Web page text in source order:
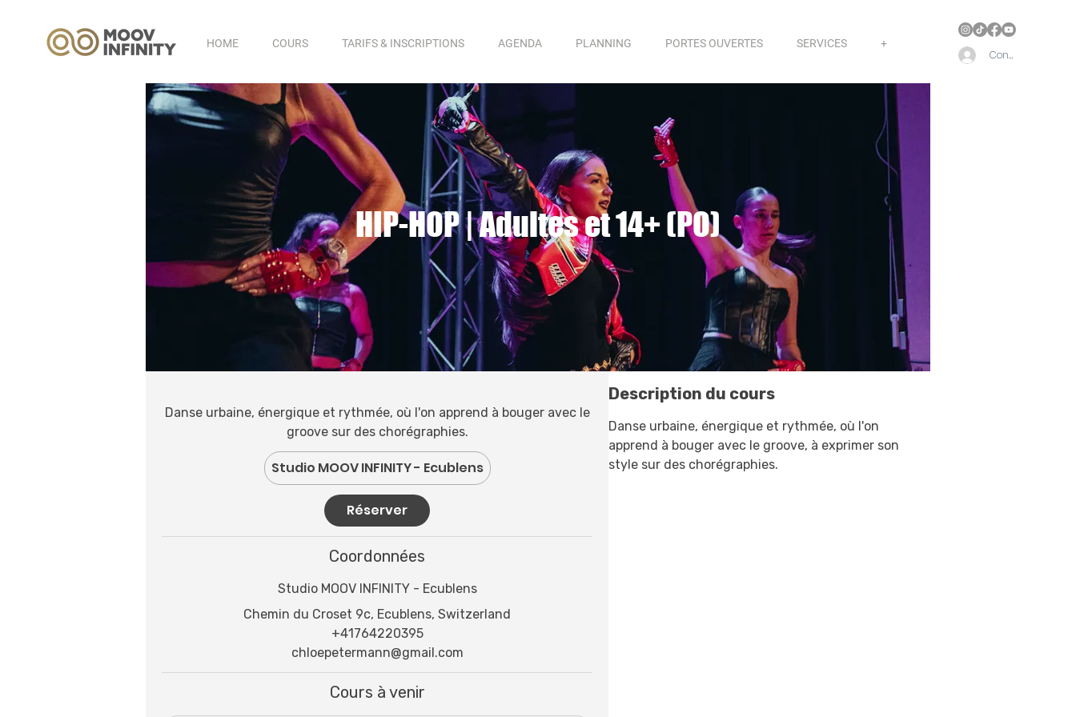
HOME COURS TARIFS & INSCRIPTIONS AGENDA PLANNING PORTES OUVERTES SERVICES +
Connect
HIP-HOP | Adultes et 14+ (PO)
Danse urbaine, énergique et rythmée, où l'on apprend à bouger avec le
groove sur des chorégraphies.
Studio MOOV INFINITY - Ecublens
Réserver
Coordonnées
Studio MOOV INFINITY - Ecublens
Chemin du Croset 9c, Ecublens, Switzerland
+41764220395
chloepetermann@gmail.com
Cours à venir
Description du cours
Danse urbaine, énergique et rythmée, où l'on
apprend à bouger avec le groove, à exprimer son
style sur des chorégraphies.